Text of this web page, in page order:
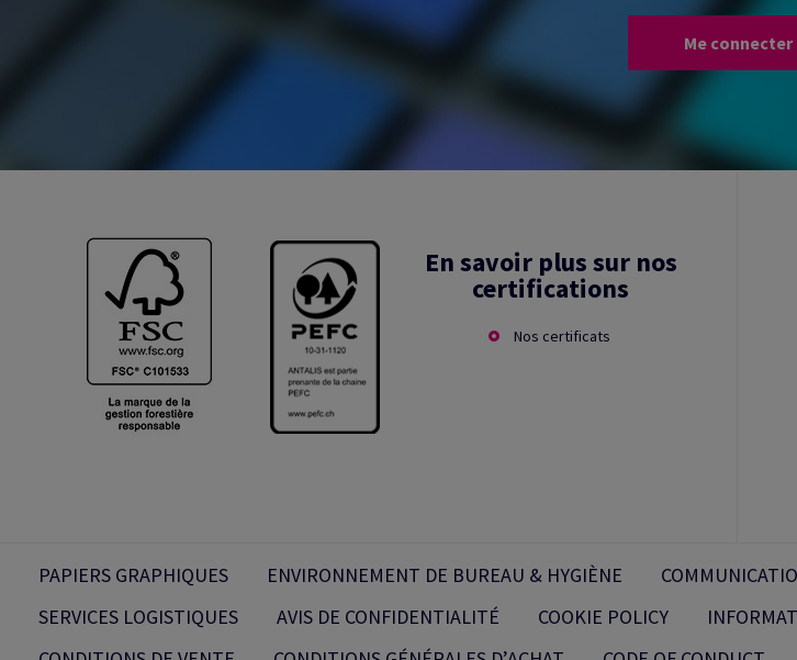
Me connecter
En savoir plus sur nos
certifications
Nos certificats
PAPIERS GRAPHIQUES ENVIRONNEMENT DE BUREAU & HYGIÈNE
SERVICES LOGISTIQUES
AVIS DE CONFIDENTIALITÉ COOKIE POLICY